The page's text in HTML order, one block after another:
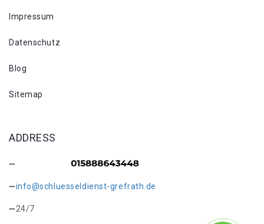
Impressum
Datenschutz
Blog
Sitemap
ADDRESS
info@schluesseldienst-grefrath.de
24/7